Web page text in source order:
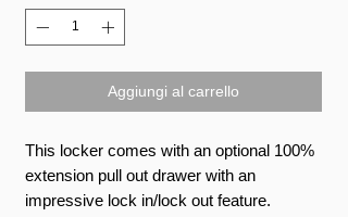
Aggiungi al carrello
This locker comes with an optional 100%
extension pull out drawer with an
impressive lock in/lock out feature.